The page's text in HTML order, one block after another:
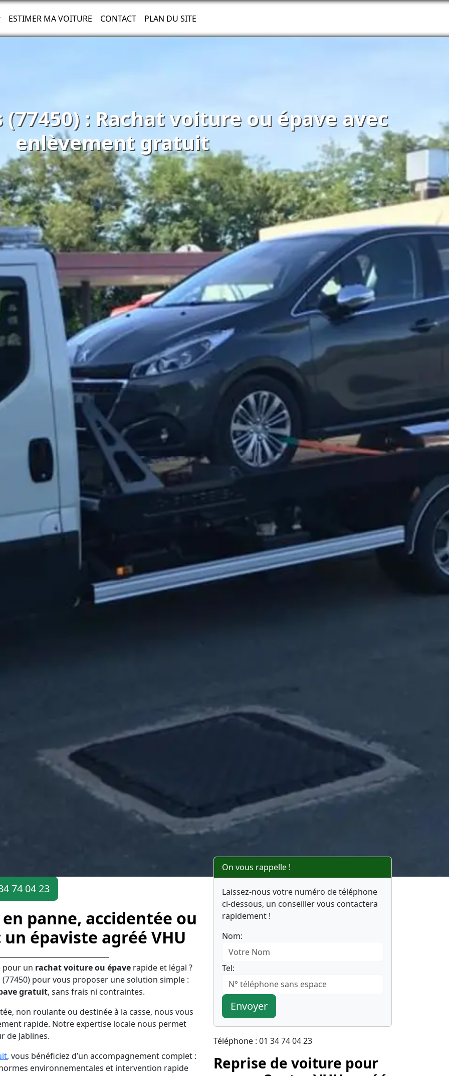
ESTIMER MA VOITURE CONTACT PLAN DU SITE
(77450) : Rachat voiture ou épave avec
enlèvement gratuit
74 04 23
panne, accidentée ou
épaviste agréé VHU
un rachat voiture ou épave rapide et légal ?
pour vous proposer une solution simple :
gratuit, sans frais ni contraintes.
non roulante ou destinée à la casse, nous vous
rapide. Notre expertise locale nous permet
de Jablines.
, vous bénéficiez d’un accompagnement complet :
environnementales et intervention rapide
On vous rappelle !
Laissez-nous votre numéro de téléphone
ci-dessous, un conseiller vous contactera
rapidement !
Nom:
Tel:
Envoyer
Téléphone : 01 34 74 04 23
Reprise de voiture pour